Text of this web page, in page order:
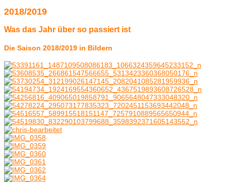
2018/2019
Was das Jahr über so passiert ist
Die Saison 2018/2019 in Bildern